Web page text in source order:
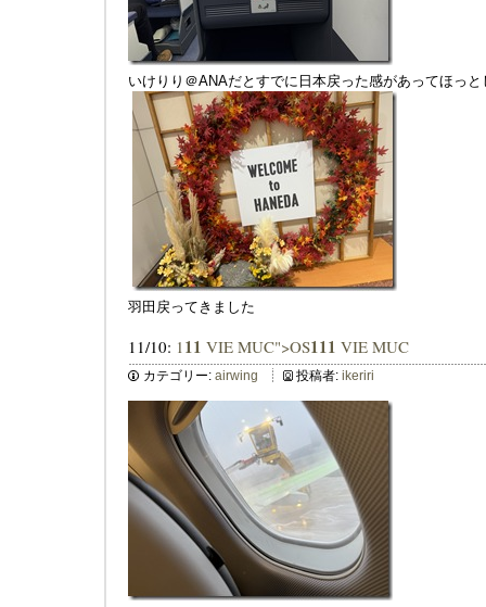
いけりり＠ANAだとすでに日本戻った感があってほっと
羽田戻ってきました
11/10: 111 VIE MUC">OS111 VIE MUC
カテゴリー: airwing 投稿者: ikeriri